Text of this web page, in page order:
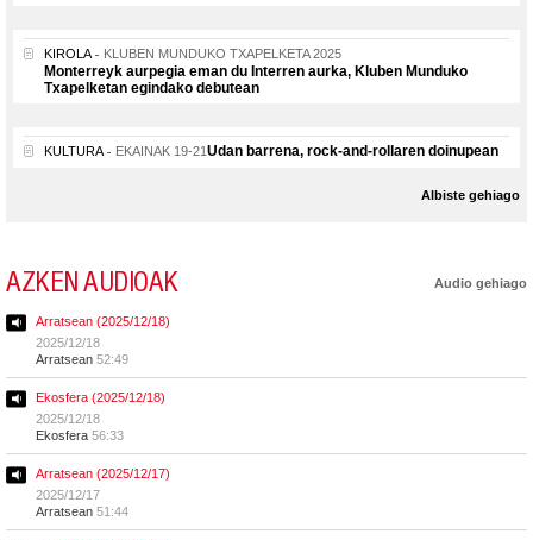
KIROLA KLUBEN MUNDUKO TXAPELKETA 2025
Monterreyk aurpegia eman du Interren aurka, Kluben Munduko
Txapelketan egindako debutean
KULTURA EKAINAK 19-21Udan barrena, rock-and-rollaren doinupean
Albiste gehiago
AZKEN AUDIOAK Audio gehiago
Arratsean (2025/12/18)
2025/12/18
Arratsean 52:49
Ekosfera (2025/12/18)
2025/12/18
Ekosfera 56:33
Arratsean (2025/12/17)
2025/12/17
Arratsean 51:44